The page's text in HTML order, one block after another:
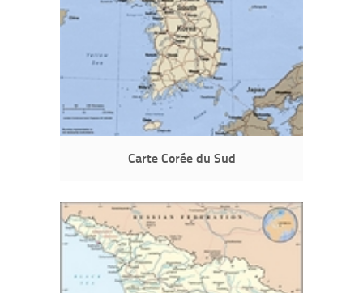
Carte Corée du Sud